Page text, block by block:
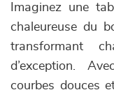
Imaginez une
chaleureuse du
transformant
d’exception.
courbes douces